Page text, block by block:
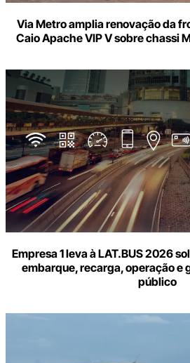
Via Metro amplia renovação da
Caio Apache VIP V sobre chassi
Empresa 1 leva à LAT.BUS 2026
embarque, recarga, operação e
público